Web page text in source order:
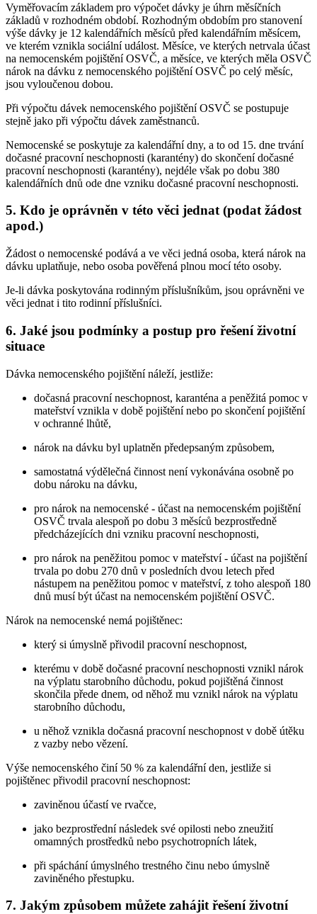
Vyměřovacím základem pro výpočet dávky je úhrn měsíčních
základů v rozhodném období. Rozhodným obdobím pro stanovení
výše dávky je 12 kalendářních měsíců před kalendářním měsícem,
ve kterém vznikla sociální událost. Měsíce, ve kterých netrvala účast
na nemocenském pojištění OSVČ, a měsíce, ve kterých měla OSVČ
nárok na dávku z nemocenského pojištění OSVČ po celý měsíc,
jsou vyloučenou dobou.
Při výpočtu dávek nemocenského pojištění OSVČ se postupuje
stejně jako při výpočtu dávek zaměstnanců.
Nemocenské se poskytuje za kalendářní dny, a to od 15. dne trvání
dočasné pracovní neschopnosti (karantény) do skončení dočasné
pracovní neschopnosti (karantény), nejdéle však po dobu 380
kalendářních dnů ode dne vzniku dočasné pracovní neschopnosti.
5. Kdo je oprávněn v této věci jednat (podat žádost
apod.)
Žádost o nemocenské podává a ve věci jedná osoba, která nárok na
dávku uplatňuje, nebo osoba pověřená plnou mocí této osoby.
Je-li dávka poskytována rodinným příslušníkům, jsou oprávněni ve
věci jednat i tito rodinní příslušníci.
6. Jaké jsou podmínky a postup pro řešení životní
situace
Dávka nemocenského pojištění náleží, jestliže:
dočasná pracovní neschopnost, karanténa a peněžitá pomoc v
mateřství vznikla v době pojištění nebo po skončení pojištění
v ochranné lhůtě,
nárok na dávku byl uplatněn předepsaným způsobem,
samostatná výdělečná činnost není vykonávána osobně po
dobu nároku na dávku,
pro nárok na nemocenské - účast na nemocenském pojištění
OSVČ trvala alespoň po dobu 3 měsíců bezprostředně
předcházejících dni vzniku pracovní neschopnosti,
pro nárok na peněžitou pomoc v mateřství - účast na pojištění
trvala po dobu 270 dnů v posledních dvou letech před
nástupem na peněžitou pomoc v mateřství, z toho alespoň 180
dnů musí být účast na nemocenském pojištění OSVČ.
Nárok na nemocenské nemá pojištěnec:
který si úmyslně přivodil pracovní neschopnost,
kterému v době dočasné pracovní neschopnosti vznikl nárok
na výplatu starobního důchodu, pokud pojištěná činnost
skončila přede dnem, od něhož mu vznikl nárok na výplatu
starobního důchodu,
u něhož vznikla dočasná pracovní neschopnost v době útěku
z vazby nebo vězení.
Výše nemocenského činí 50 % za kalendářní den, jestliže si
pojištěnec přivodil pracovní neschopnost:
zaviněnou účastí ve rvačce,
jako bezprostřední následek své opilosti nebo zneužití
omamných prostředků nebo psychotropních látek,
při spáchání úmyslného trestného činu nebo úmyslně
zaviněného přestupku.
7. Jakým způsobem můžete zahájit řešení životní